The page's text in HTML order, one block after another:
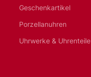
Geschenkartikel
Porzellanuhren
Uhrwerke & Uhrenteile